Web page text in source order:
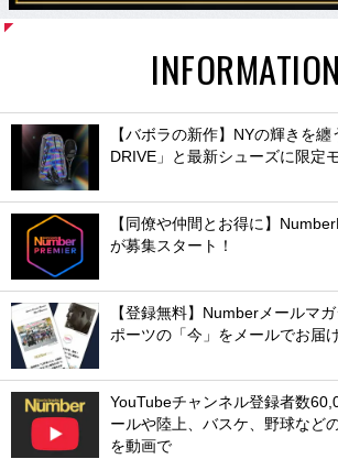
INFORMATION
【バボラの新作】NYの輝きを纏
DRIVE」と最新シューズに限定
【同僚や仲間とお得に】
が募集スタート！
【登録無料】Numberメールマ
ポーツの「今」をメールでお届け
YouTubeチャンネル登録者数
ールや陸上、バスケ、野球など
を動画で